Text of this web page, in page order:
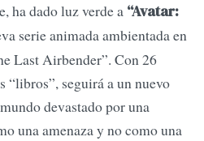
ha dado luz verde a “Avatar:
serie animada ambientada en
Last Airbender”. Con 26
“libros”, seguirá a un nuevo
devastado por una
una amenaza y no como una